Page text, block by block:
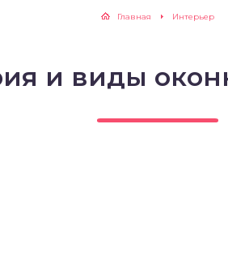
Главная Интерьер
и виды